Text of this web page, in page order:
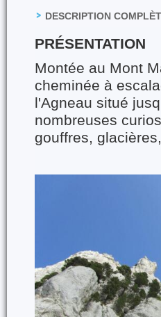
DESCRIPTION
PRÉSENTATION
Montée au Mont
cheminée à
l'Agneau situé
nombreuses
gouffres,